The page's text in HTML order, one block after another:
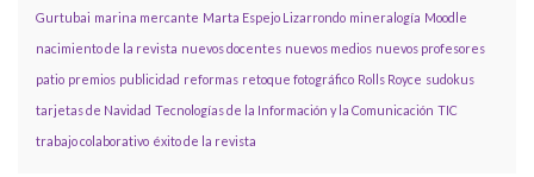
Gurtubai marina mercante Marta Espejo Lizarrondo mineralogía Moodle
nacimiento de la revista nuevos docentes nuevos medios nuevos profesores
patio premios publicidad reformas retoque fotográfico Rolls Royce sudokus
tarjetas de Navidad Tecnologías de la Información y la Comunicación TIC
trabajo colaborativo éxito de la revista